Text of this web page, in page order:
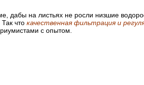
дабы на листьях не росли низшие
что качественная фильтрация и
с опытом.